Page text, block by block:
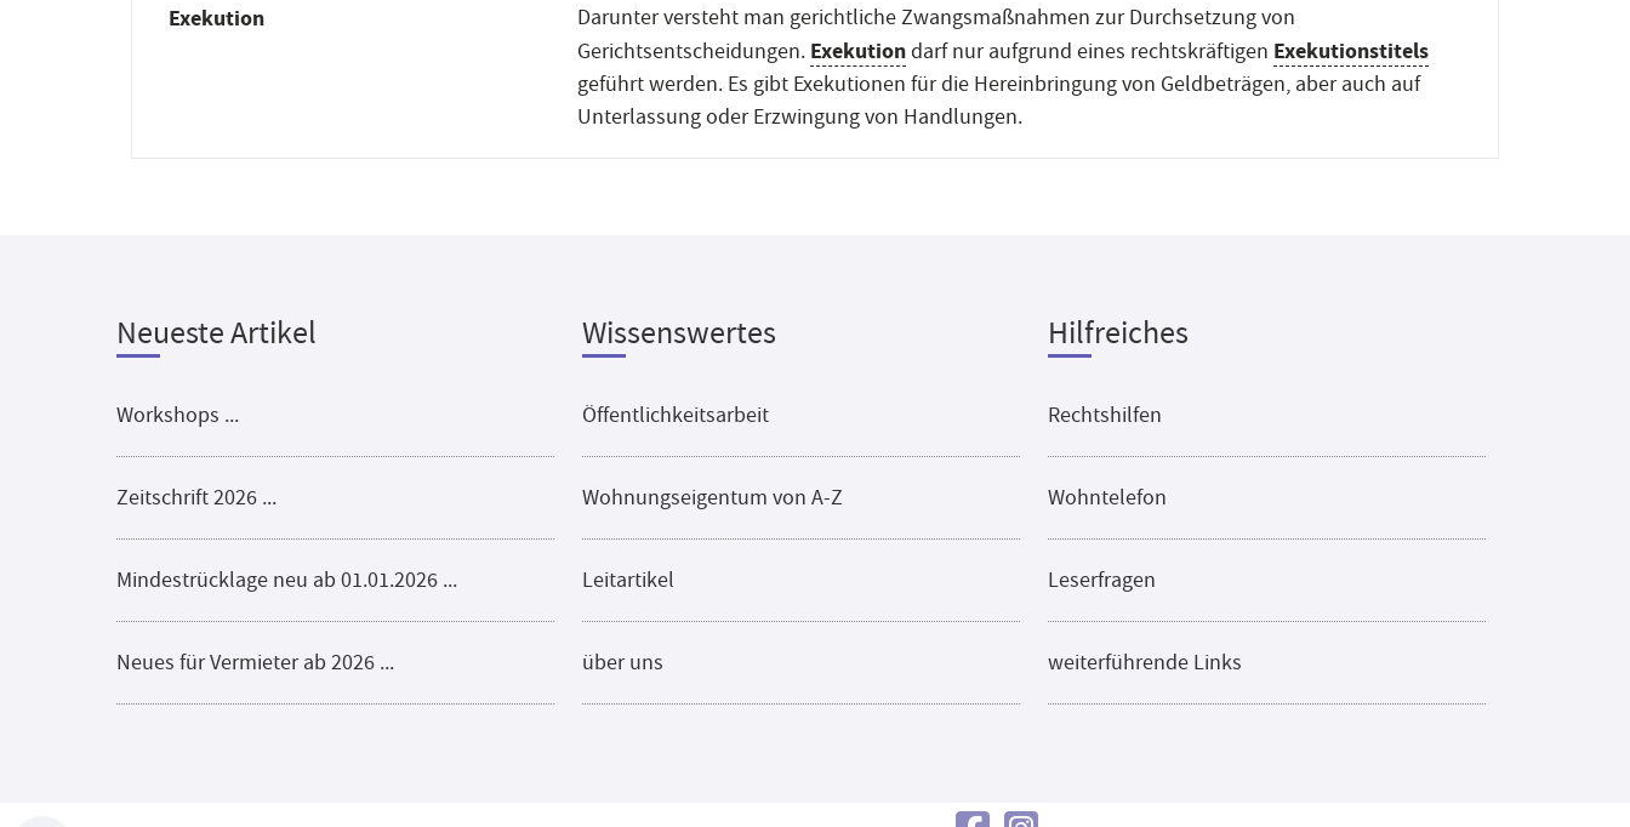
Exekution
Darunter versteht man gerichtliche Zwangsmaßnahmen zur Durchsetzung von
Gerichtsentscheidungen. Exekutiondarf nur aufgrund eines rechtskräftigen Exekutionstitels
geführt werden. Es gibt Exekutionen für die Hereinbringung von Geldbeträgen, aber auch auf
Unterlassung oder Erzwingung von Handlungen.
Neueste Artikel
Workshops ...
Zeitschrift 2026 ...
Mindestrücklage neu ab 01.01.2026 ...
Neues für Vermieter ab 2026 ...
Wissenswertes
Öffentlichkeitsarbeit
Wohnungseigentum von A-Z
Leitartikel
über uns
Hilfreiches
Rechtshilfen
Wohntelefon
Leserfragen
weiterführende Links